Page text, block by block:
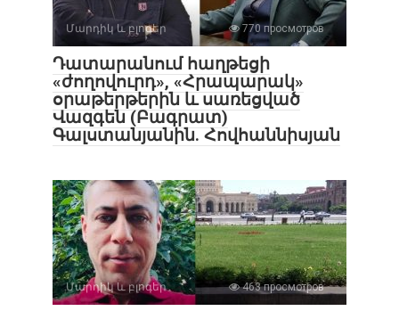
Մարդիկ և բլոգեր 770 просмотров
Դատարանում հաղթեցի
«ժողովուրդ», «Հրապարակ»
օրաթերթերին և սառեցված
Վազգեն (Բագրատ)
Գալստանյանին. Հովհաննիսյան
Մարդիկ և բլոգեր 463 просмотров